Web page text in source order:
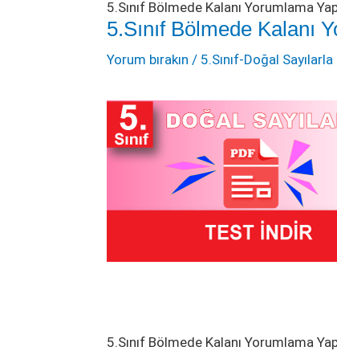
5.Sınıf Bölmede Kalanı Yorumlama
5.Sınıf Bölmede Kalanı
Yorum bırakın / 5.Sınıf-Doğal
5.Sınıf Bölmede Kalanı Yorumlama